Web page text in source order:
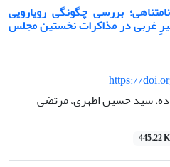
بررسی چگونگی رویارویی
غربی در مذاکرات نخستین مجلس
https://
سید حسین اطهری، مرتضی
445.22 K